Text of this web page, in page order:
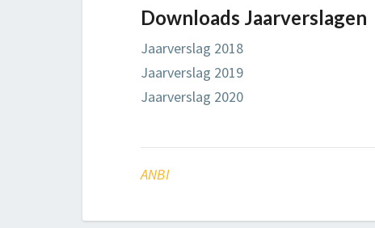
Downloads Jaarverslagen
Jaarverslag 2018
Jaarverslag 2019
Jaarverslag 2020
ANBI